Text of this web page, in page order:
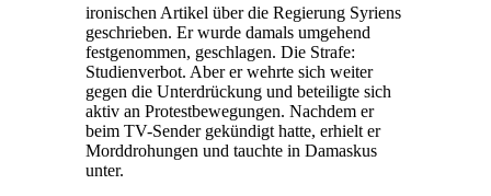
ironischen Artikel über die Regierung Syriens
geschrieben. Er wurde damals umgehend
festgenommen, geschlagen. Die Strafe:
Studienverbot. Aber er wehrte sich weiter
gegen die Unterdrückung und beteiligte sich
aktiv an Protestbewegungen. Nachdem er
beim TV-Sender gekündigt hatte, erhielt er
Morddrohungen und tauchte in Damaskus
unter.